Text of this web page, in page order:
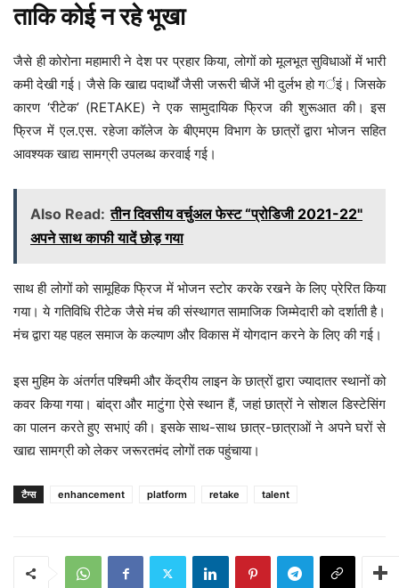
ताकि कोई न रहे भूखा
जैसे ही कोरोना महामारी ने देश पर प्रहार किया, लोगों को मूलभूत सुविधाओं में भारी
कमी देखी गई। जैसे कि खाद्य पदार्थों जैसी जरूरी चीजें भी दुर्लभ हो गर्इं। जिसके
कारण ‘रीटेक’ (RETAKE) ने एक सामुदायिक फ्रिज की शुरूआत की। इस
फ्रिज में एल.एस. रहेजा कॉलेज के बीएमएम विभाग के छात्रों द्वारा भोजन सहित
आवश्यक खाद्य सामग्री उपलब्ध करवाई गई।
Also Read: तीन दिवसीय वर्चुअल फेस्ट “प्रोडिजी 2021-22"
अपने साथ काफी यादें छोड़ गया
साथ ही लोगों को सामूहिक फ्रिज में भोजन स्टोर करके रखने के लिए प्रेरित किया
गया। ये गतिविधि रीटेक जैसे मंच की संस्थागत सामाजिक जिम्मेदारी को दर्शाती है।
मंच द्वारा यह पहल समाज के कल्याण और विकास में योगदान करने के लिए की गई।
इस मुहिम के अंतर्गत पश्चिमी और केंद्रीय लाइन के छात्रों द्वारा ज्यादातर स्थानों को
कवर किया गया। बांद्रा और माटुंगा ऐसे स्थान हैं, जहां छात्रों ने सोशल डिस्टेसिंग
का पालन करते हुए सभाएं की। इसके साथ-साथ छात्र-छात्राओं ने अपने घरों से
खाद्य सामग्री को लेकर जरूरतमंद लोगों तक पहुंचाया।
टैग्स enhancement platform retake talent